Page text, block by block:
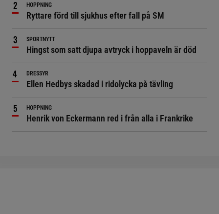
HOPPNING
Ryttare förd till sjukhus efter fall på SM
SPORTNYTT
Hingst som satt djupa avtryck i hoppaveln är död
DRESSYR
Ellen Hedbys skadad i ridolycka på tävling
HOPPNING
Henrik von Eckermann red i från alla i Frankrike